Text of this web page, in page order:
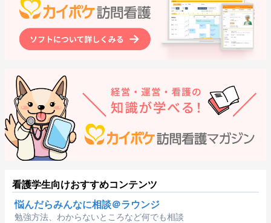
看護学生向けおすすめコンテンツ
悩んだらみんなに相談＠ラウンジ
勉強方法、わからないところなど何でも相談